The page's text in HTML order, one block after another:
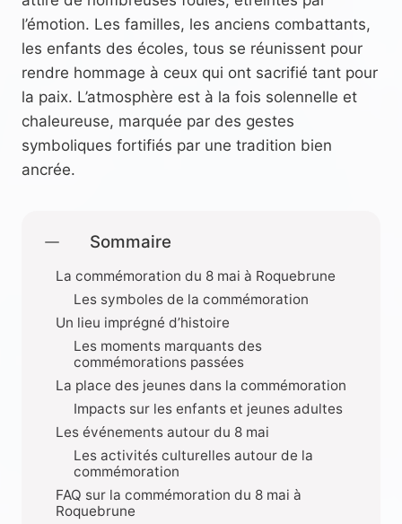
l’émotion. Les familles, les anciens combattants,
les enfants des écoles, tous se réunissent pour
rendre hommage à ceux qui ont sacrifié tant pour
la paix. L’atmosphère est à la fois solennelle et
chaleureuse, marquée par des gestes
symboliques fortifiés par une tradition bien
ancrée.
Sommaire
La commémoration du 8 mai à Roquebrune
Les symboles de la commémoration
Un lieu imprégné d’histoire
Les moments marquants des
commémorations passées
La place des jeunes dans la commémoration
Impacts sur les enfants et jeunes adultes
Les événements autour du 8 mai
Les activités culturelles autour de la
commémoration
FAQ sur la commémoration du 8 mai à
Roquebrune